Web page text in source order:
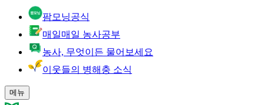
팜모닝공식
매일매일 농사공부
농사, 무엇이든 물어보세요
이웃들의 병해충 소식
메뉴